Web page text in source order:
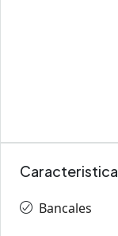
Bancales